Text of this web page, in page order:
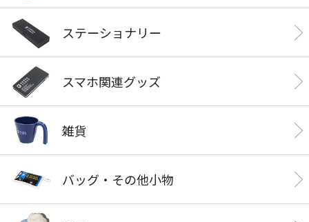
ステーショナリー
スマホ関連グッズ
雑貨
バッグ・その他小物